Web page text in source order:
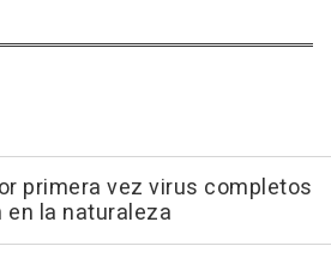
primera vez virus completos
en la naturaleza